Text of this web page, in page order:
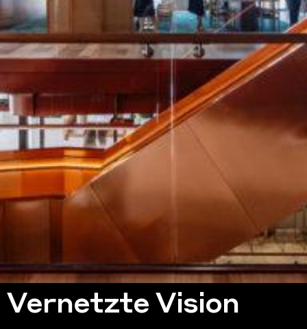
Vernetzte Vision